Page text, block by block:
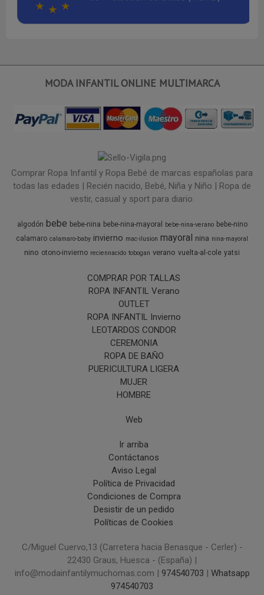
MODA INFANTIL ONLINE MULTIMARCA
Comprar Ropa Infantil y Ropa Bebé de marcas españolas para
todas las edades | Recién nacido, Bebé, Niña y Niño | Ropa de
vestir, casual y sport para diario.
algodón bebe bebe-nina bebe-nina-mayoral bebe-nina-verano bebe-nino
calamaro calamaro-baby invierno mac-ilusion mayoral nina nina-mayoral
nino otono-invierno reciennacido tobogan verano vuelta-al-cole yatsi
COMPRAR POR TALLAS
ROPA INFANTIL Verano
OUTLET
ROPA INFANTIL Invierno
LEOTARDOS CONDOR
CEREMONIA
ROPA DE BAÑO
PUERICULTURA LIGERA
MUJER
HOMBRE
Web
Ir arriba
Contáctanos
Aviso Legal
Política de Privacidad
Condiciones de Compra
Desistir de un pedido
Políticas de Cookies
C/Miguel Cuervo,13 (Carretera hacia Benasque - Cerler) -
22430 Graus, Huesca - (España) |
info@modainfantilymuchomas.com | 974540703 | Whatsapp
974540703